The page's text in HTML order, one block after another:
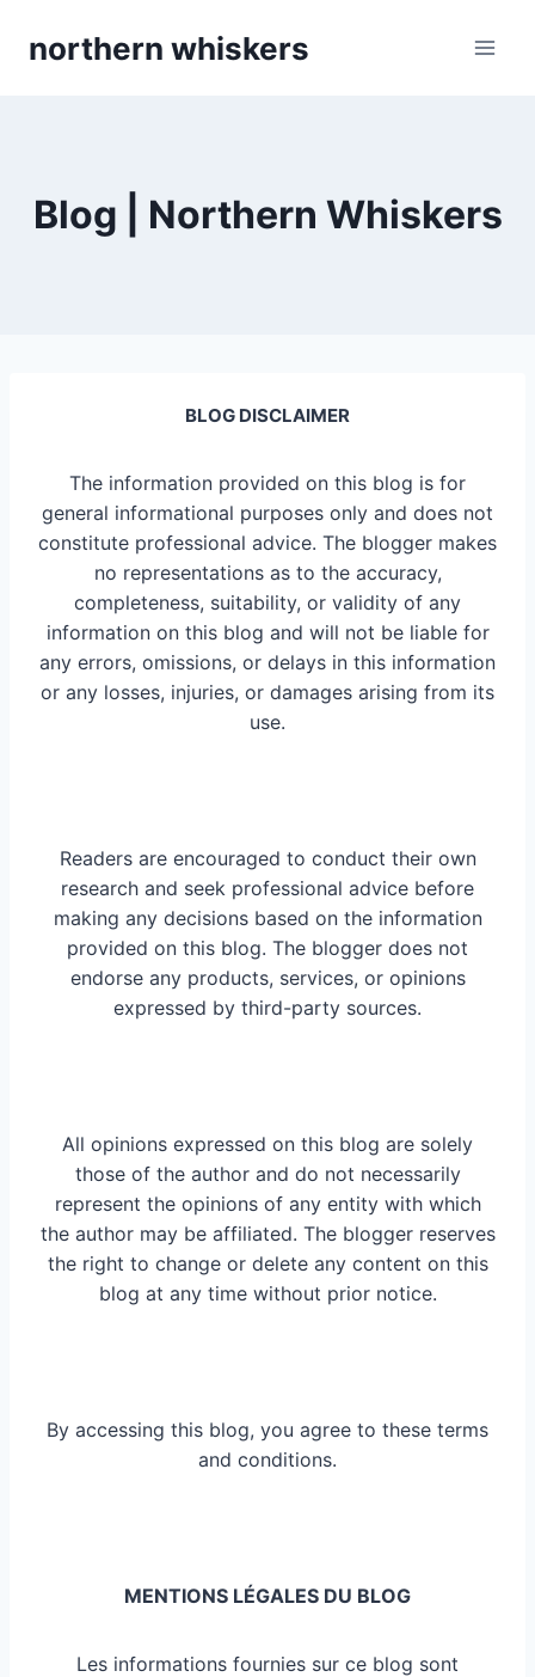
northern whiskers
Blog | Northern Whiskers
BLOG DISCLAIMER
The information provided on this blog is for
general informational purposes only and does not
constitute professional advice. The blogger makes
no representations as to the accuracy,
completeness, suitability, or validity of any
information on this blog and will not be liable for
any errors, omissions, or delays in this information
or any losses, injuries, or damages arising from its
use.
Readers are encouraged to conduct their own
research and seek professional advice before
making any decisions based on the information
provided on this blog. The blogger does not
endorse any products, services, or opinions
expressed by third-party sources.
All opinions expressed on this blog are solely
those of the author and do not necessarily
represent the opinions of any entity with which
the author may be affiliated. The blogger reserves
the right to change or delete any content on this
blog at any time without prior notice.
By accessing this blog, you agree to these terms
and conditions.
MENTIONS LÉGALES DU BLOG
Les informations fournies sur ce blog sont